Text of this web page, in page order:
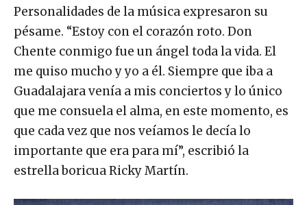
Personalidades de la música expresaron su
pésame. “Estoy con el corazón roto. Don
Chente conmigo fue un ángel toda la vida. El
me quiso mucho y yo a él. Siempre que iba a
Guadalajara venía a mis conciertos y lo único
que me consuela el alma, en este momento, es
que cada vez que nos veíamos le decía lo
importante que era para mí”, escribió la
estrella boricua Ricky Martín.